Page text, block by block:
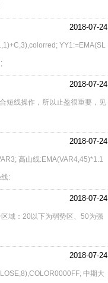
2018-07-24
YY1:=EMA(SL
2018-07-24
短线操作，所以止盈很重要，见
2018-07-24
高山线:EMA(VAR4,45)*1.1
:
2018-07-24
域：20以下为弱势区、50为强
2018-07-24
中期大